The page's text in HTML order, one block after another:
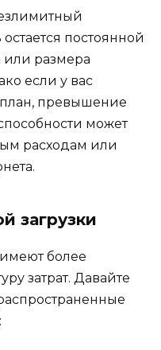
постоянной
или размера
если у вас
превышение
может
расходам или
загрузки
более
затрат. Давайте